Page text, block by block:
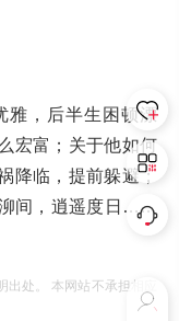
雅，后半生困顿漂
宏富；关于他如何
降临，提前躲避；
间，逍遥度日……
处。 本网站不承担相应